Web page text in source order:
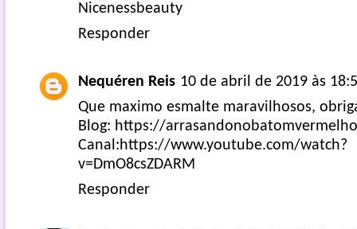
Nicenessbeauty
Responder
Nequéren Reis 10 de abril de 2019 às
Que maximo esmalte maravilhosos,
Blog: https://
Canal:https://www.youtube.com/watch?
v=DmO8csZDARM
Responder